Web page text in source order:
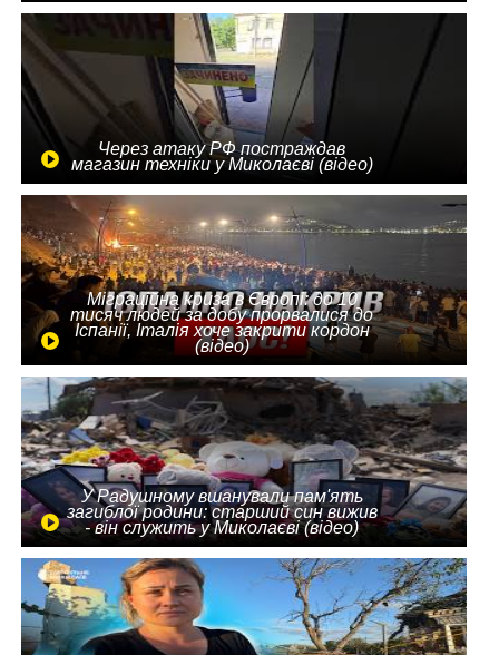
Через атаку РФ постраждав
магазин техніки у Миколаєві (відео)
Міграційна криза в Європі: до 10
тисяч людей за добу прорвалися до
Іспанії, Італія хоче закрити кордон
(відео)
У Радушному вшанували пам'ять
загиблої родини: старший син вижив
- він служить у Миколаєві (відео)